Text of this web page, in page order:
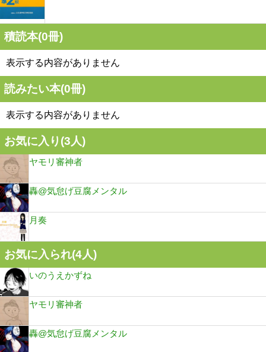
積読本(0冊)
表示する内容がありません
読みたい本(0冊)
表示する内容がありません
お気に入り(3人)
ヤモリ審神者
轟@気怠げ豆腐メンタル
月奏
お気に入られ(4人)
いのうえかずね
ヤモリ審神者
轟@気怠げ豆腐メンタル